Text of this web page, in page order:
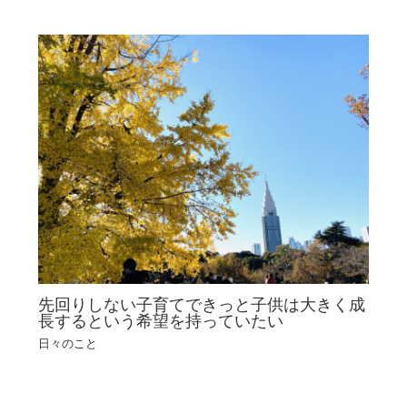
先回りしない子育てできっと子供は大きく成
長するという希望を持っていたい
日々のこと